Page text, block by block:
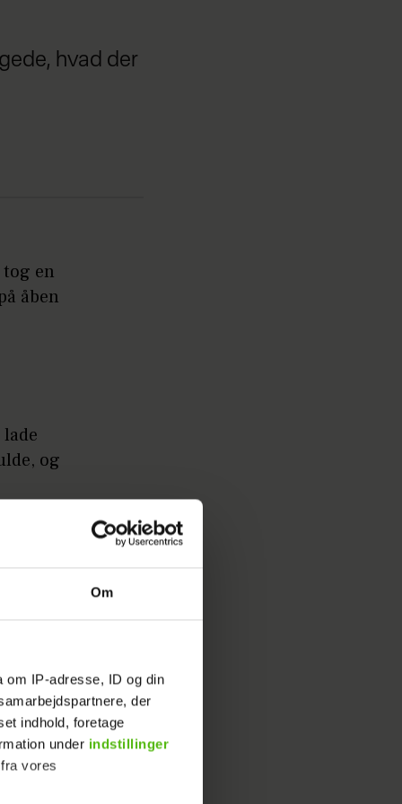
Om
IP-adresse, ID og din
der
indhold, foretage
under indstillinger
vores
hvad der
en
åben
og